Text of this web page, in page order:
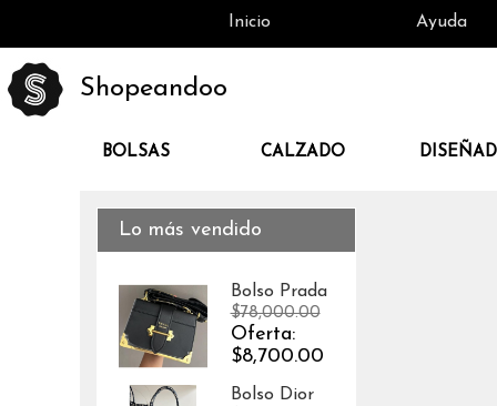
Inicio Ayuda
Shopeandoo
BOLSAS CALZADO
Lo más vendido
Bolso Prada
$78,000.00
Oferta:
$8,700.00
Bolso Dior